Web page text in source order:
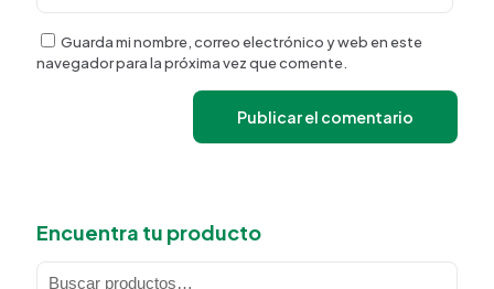
Guarda mi nombre, correo electrónico y web en este
navegador para la próxima vez que comente.
Encuentra tu producto